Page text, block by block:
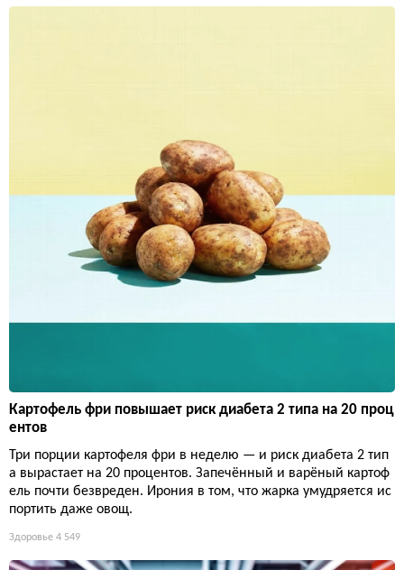
Картофель фри повышает риск диабета 2 типа на 20 проц
ентов
Три порции картофеля фри в неделю — и риск диабета 2 тип
а вырастает на 20 процентов. Запечённый и варёный картоф
ель почти безвреден. Ирония в том, что жарка умудряется ис
портить даже овощ.
Здоровье 4 549